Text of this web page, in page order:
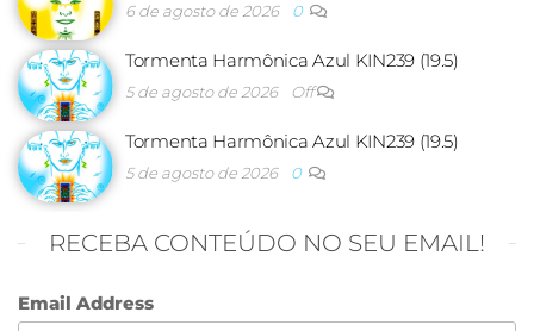
6 de agosto de 2026 0
Tormenta Harmônica Azul KIN239 (19.5)
5 de agosto de 2026 Off
Tormenta Harmônica Azul KIN239 (19.5)
5 de agosto de 2026 0
RECEBA CONTEÚDO NO SEU EMAIL!
Email Address